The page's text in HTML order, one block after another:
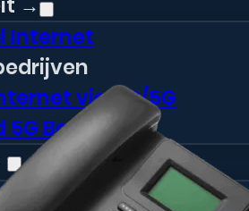
Internet
via 4G/5G
Back-UP